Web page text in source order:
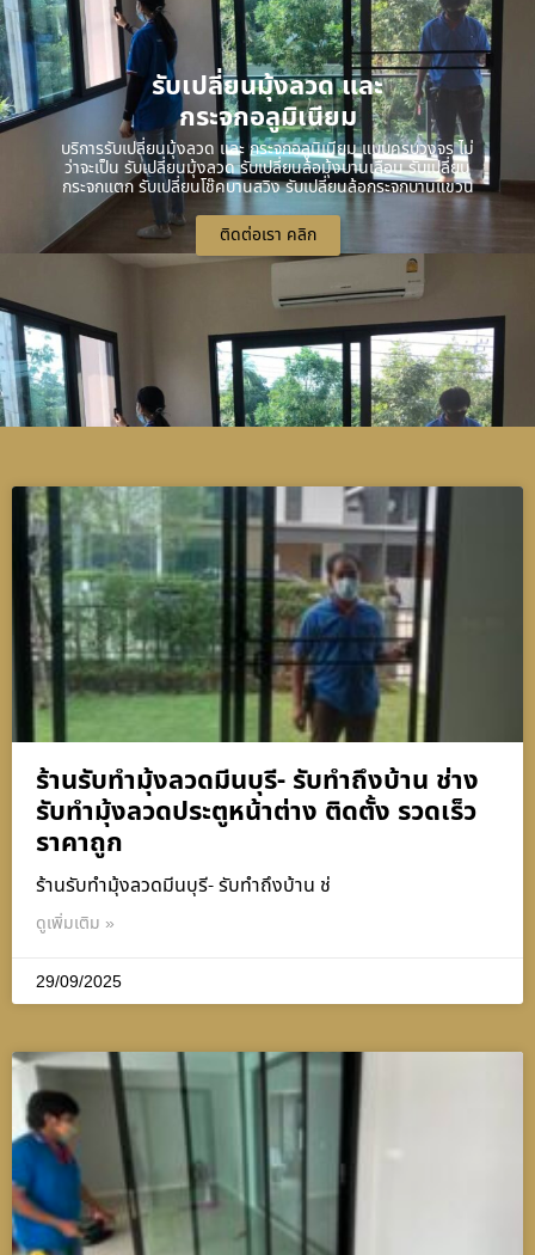
รับเปลี่ยนมุ้งลวด และ
กระจกอลูมิเนียม
บริการรับเปลี่ยนมุ้งลวด และ กระจกอลูมิเนียม แบบครบวงจร ไม่
ว่าจะเป็น รับเปลี่ยนมุ้งลวด รับเปลี่ยนล้อมุ้งบานเลื่อน รับเปลี่ยน
กระจกแตก รับเปลี่ยนโช๊คบานสวิง รับเปลี่ยนล้อกระจกบานแขวน
ติดต่อเรา คลิก
ร้านรับทำมุ้งลวดมีนบุรี- รับทำถึงบ้าน ช่าง
รับทำมุ้งลวดประตูหน้าต่าง ติดตั้ง รวดเร็ว
ราคาถูก
ร้านรับทำมุ้งลวดมีนบุรี- รับทำถึงบ้าน ช่
ดูเพิ่มเติม »
29/09/2025